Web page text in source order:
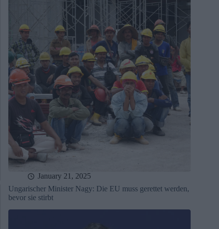
January 21, 2025
Ungarischer Minister Nagy: Die EU muss gerettet werden,
bevor sie stirbt